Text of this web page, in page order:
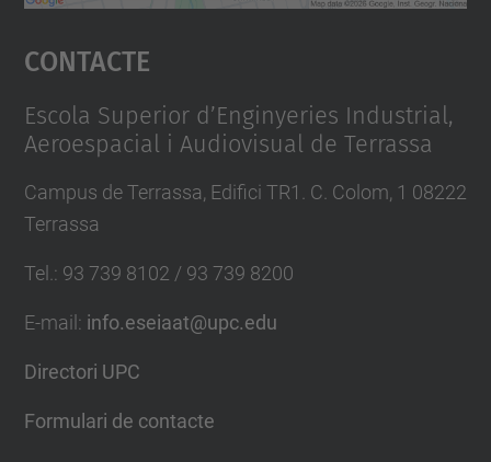
Accepta
powered by
Contacte
Escola Superior d’Enginyeries Industrial,
Aeroespacial i Audiovisual de Terrassa
Campus de Terrassa, Edifici TR1. C. Colom, 1 08222
Terrassa
Tel. : 93 739 8102 / 93 739 8200
E-mail : info.eseiaat@upc.edu
Directori UPC
Formulari de contacte